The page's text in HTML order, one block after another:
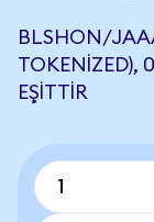
BLSHON/
TOKENIZED),
EŞITTIR